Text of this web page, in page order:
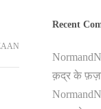
Recent
क़द्र के